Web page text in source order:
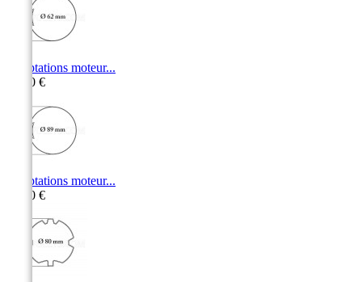
Adaptations moteur...
10,50 €
Adaptations moteur...
11,00 €